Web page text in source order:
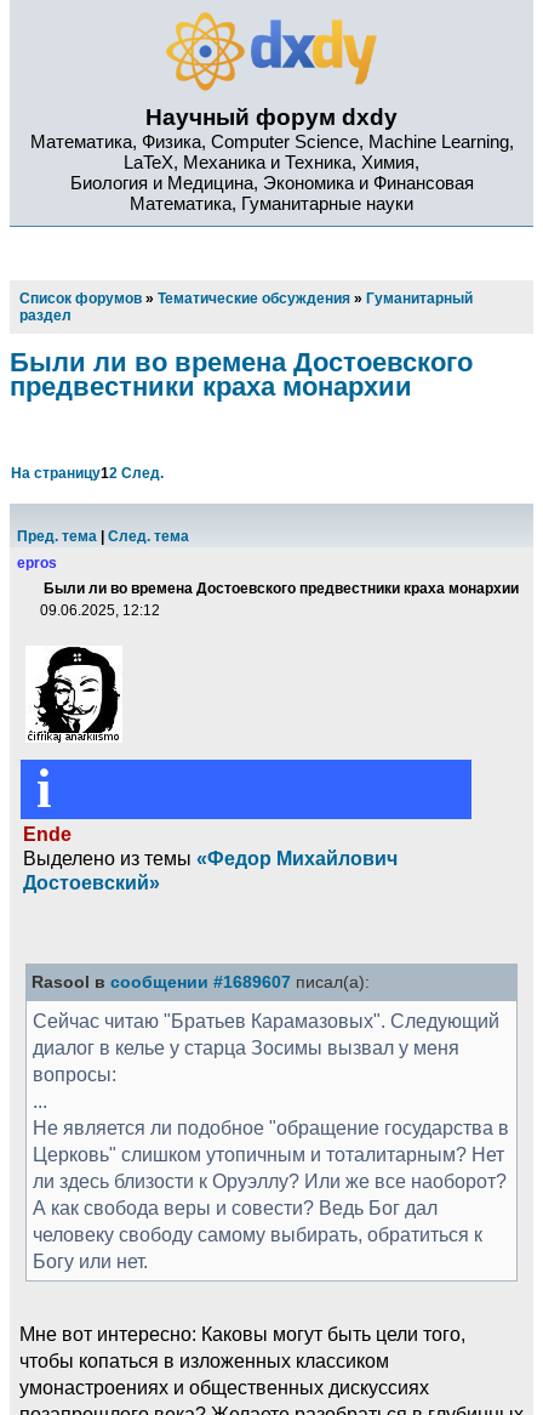
Научный форум dxdy
Математика, Физика, Computer Science, Machine Learning,
LaTeX, Механика и Техника, Химия,
Биология и Медицина, Экономика и Финансовая
Математика, Гуманитарные науки
Список форумов » Тематические обсуждения » Гуманитарный
раздел
Были ли во времена Достоевского
предвестники краха монархии
На страницу12 След.
Пред. тема
След. тема
epros
Были ли во времена Достоевского предвестники краха монархии
09.06.2025, 12:12
i
Ende
Выделено из темы «Федор Михайлович
Достоевский»
Rasool в сообщении #1689607 писал(а):
Сейчас читаю "Братьев Карамазовых". Следующий
диалог в келье у старца Зосимы вызвал у меня
вопросы:
...
Не является ли подобное "обращение государства в
Церковь" слишком утопичным и тоталитарным? Нет
ли здесь близости к Оруэллу? Или же все наоборот?
А как свобода веры и совести? Ведь Бог дал
человеку свободу самому выбирать, обратиться к
Богу или нет.
Мне вот интересно: Каковы могут быть цели того,
чтобы копаться в изложенных классиком
умонастроениях и общественных дискуссиях